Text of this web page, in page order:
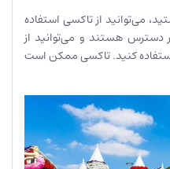
می‌توانید از تاکسی استفاده
دسترس هستند و می‌توانید از
استفاده کنید. تاکسی ممکن است